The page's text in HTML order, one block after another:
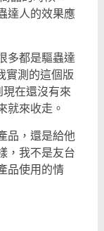
達人的效果應
多都是驅蟲達
實測的這個版
在還沒有來
就來收走。
品，還是給他
，我不是友台
品使用的情